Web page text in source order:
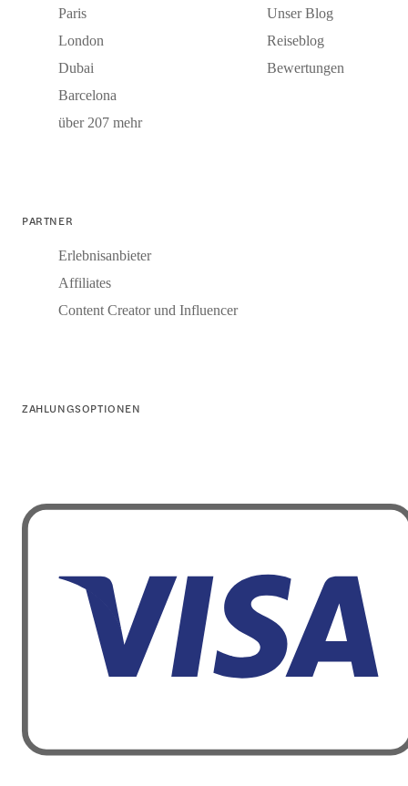
Paris
London
Dubai
Barcelona
über 207 mehr
Unser Blog
Reiseblog
Bewertungen
PARTNER
Erlebnisanbieter
Affiliates
Content Creator und Influencer
ZAHLUNGSOPTIONEN